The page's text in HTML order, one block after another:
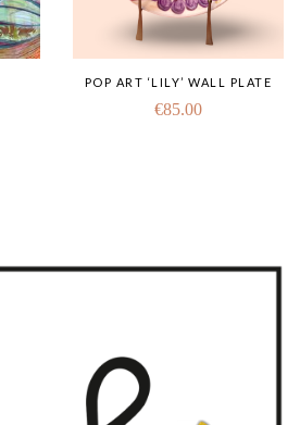
POP ART ‘LILY’ WALL PLATE
€85.00